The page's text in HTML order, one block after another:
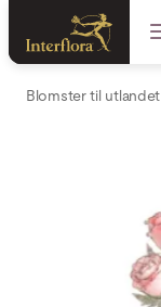
Blomster til utlandet